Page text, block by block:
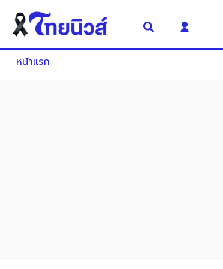
หน้าแรก